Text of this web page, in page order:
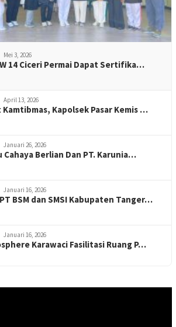
Mei 3, 2026
14 Ciceri Permai Dapat Sertifika…
April 13, 2026
Kapolsek Pasar Kemis …
Januari 26, 2026
Cahaya Berlian Dan PT. Karunia…
Januari 16, 2026
BSM dan SMSI Kabupaten Tanger…
Januari 16, 2026
Karawaci Fasilitasi Ruang P…